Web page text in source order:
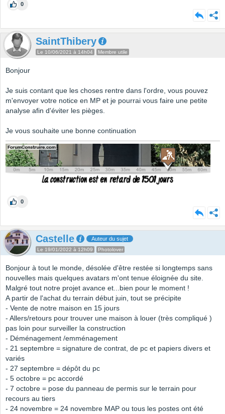
0
SaintThibery
Le 10/06/2021 à 14h04 Membre utile
Bonjour
Je suis contant que les choses rentre dans l'ordre, vous pouvez
m'envoyer votre notice en MP et je pourrai vous faire une petite
analyse afin d'éviter les pièges.
Je vous souhaite une bonne continuation
0
Castelle Auteur du sujet
Le 19/01/2022 à 12h09 Photolover
Bonjour à tout le monde, désolée d'être restée si longtemps sans
nouvelles mais quelques avatars m'ont tenue éloignée du site.
Malgré tout notre projet avance et...bien pour le moment !
A partir de l'achat du terrain début juin, tout se précipite
- Vente de notre maison en 15 jours
- Allers/retours pour trouver une maison à louer (très compliqué )
pas loin pour surveiller la construction
- Déménagement /emménagement
- 21 septembre = signature de contrat, de pc et papiers divers et
variés
- 27 septembre = dépôt du pc
- 5 octobre = pc accordé
- 7 octobre = pose du panneau de permis sur le terrain pour
recours au tiers
- 24 novembre = 24 novembre MAP ou tous les postes ont été